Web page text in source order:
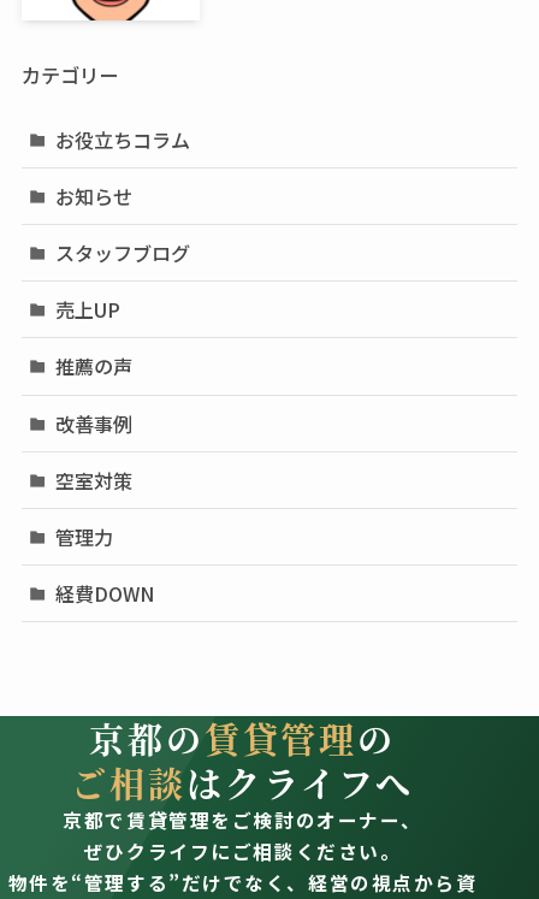
カテゴリー
お役立ちコラム
お知らせ
スタッフブログ
売上UP
推薦の声
改善事例
空室対策
管理力
経費DOWN
京都の賃貸管理の
ご相談はクライフへ
京都で賃貸管理をご検討のオーナー、
ぜひクライフにご相談ください。
物件を“管理する”だけでなく、経営の視点から資